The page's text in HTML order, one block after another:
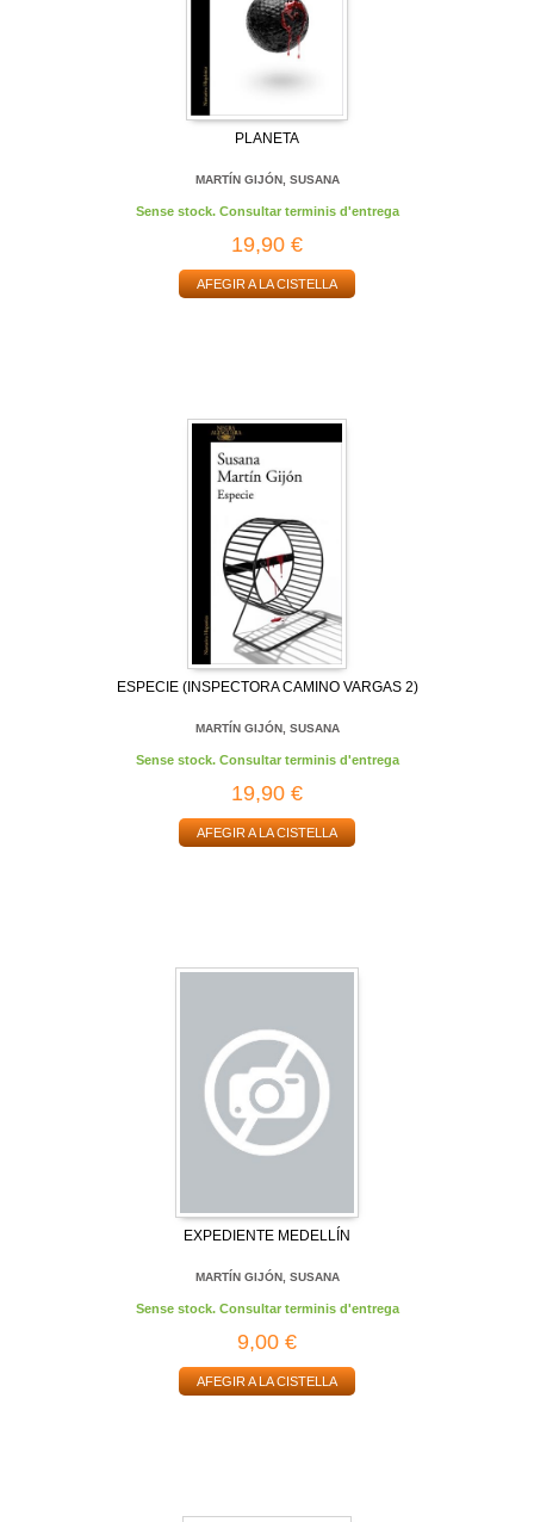
PLANETA
MARTÍN GIJÓN, SUSANA
Sense stock. Consultar terminis d'entrega
19,90 €
AFEGIR A LA CISTELLA
ESPECIE (INSPECTORA CAMINO VARGAS 2)
MARTÍN GIJÓN, SUSANA
Sense stock. Consultar terminis d'entrega
19,90 €
AFEGIR A LA CISTELLA
EXPEDIENTE MEDELLÍN
MARTÍN GIJÓN, SUSANA
Sense stock. Consultar terminis d'entrega
9,00 €
AFEGIR A LA CISTELLA